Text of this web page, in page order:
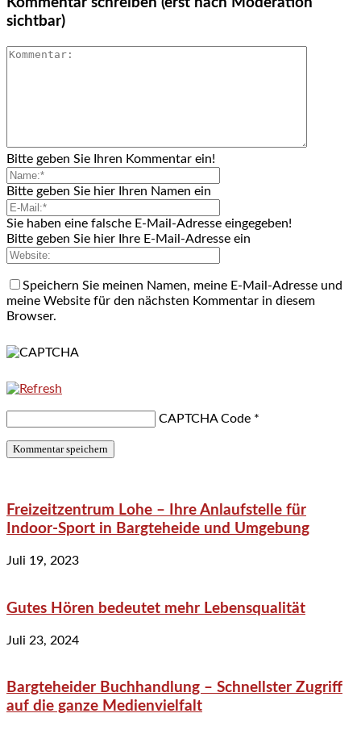
sichtbar)
Bitte geben Sie Ihren Kommentar ein!
Bitte geben Sie hier Ihren Namen ein
Sie haben eine falsche E-Mail-Adresse eingegeben!
Bitte geben Sie hier Ihre E-Mail-Adresse ein
Speichern Sie meinen Namen, meine E-Mail-Adresse und
meine Website für den nächsten Kommentar in diesem
Browser.
CAPTCHA Code *
Freizeitzentrum Lohe – Ihre Anlaufstelle für
Indoor-Sport in Bargteheide und Umgebung
Juli 19, 2023
Gutes Hören bedeutet mehr Lebensqualität
Juli 23, 2024
Bargteheider Buchhandlung – Schnellster Zugriff
auf die ganze Medienvielfalt